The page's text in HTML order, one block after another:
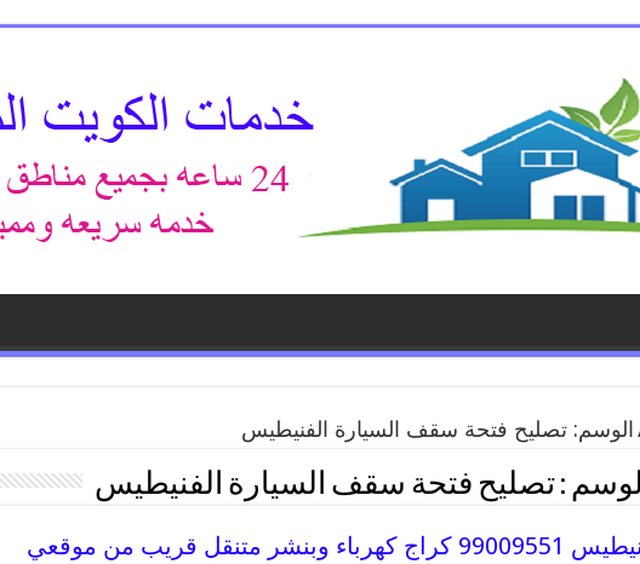
الوسم:تصليح فتحة سقف السيارة الفنيطيس
:تصليح فتحة سقف السيارة الفنيطيس
متنقل قريب من موقعي